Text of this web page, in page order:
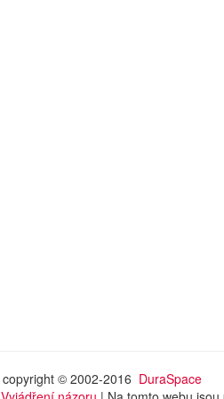
copyright © 2002-2016 DuraSpace